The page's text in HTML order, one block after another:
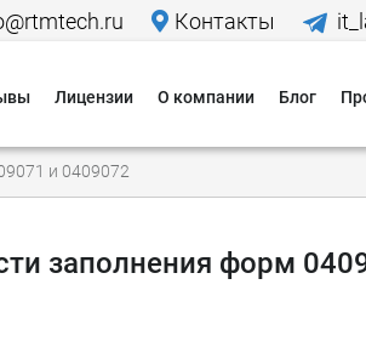
Контакты
Лицензии О компании
Мероприятия
Исследования
Блог
и 0409072
заполнения форм